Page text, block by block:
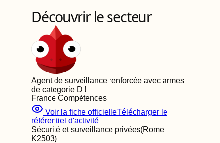
Découvrir le secteur
Agent de surveillance renforcée avec armes
de catégorie D !
France Compétences
Voir la fiche officielleTélécharger le
référentiel d'activité
Sécurité et surveillance privées(Rome
K2503)